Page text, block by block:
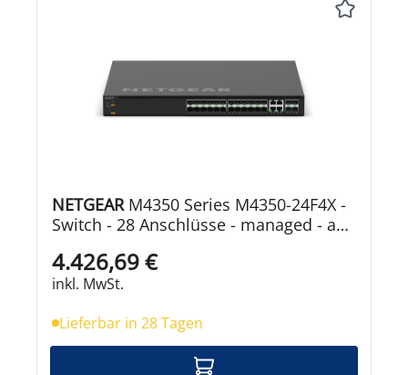
NETGEARM4350 Series M4350-24F4X -
Switch - 28 Anschlüsse - managed - an
4.426,69 €
inkl. MwSt.
Lieferbar in 28 Tagen